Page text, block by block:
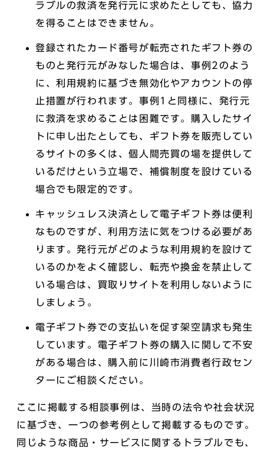
ラブルの救済を発行元に求めたとしても、協力
を得ることはできません。
登録されたカード番号が転売されたギフト券の
ものと発行元がみなした場合は、事例2のよう
に、利用規約に基づき無効化やアカウントの停
止措置が行われます。事例1と同様に、発行元
に救済を求めることは困難です。購入したサイ
トに申し出たとしても、ギフト券を販売してい
るサイトの多くは、個人間売買の場を提供して
いるだけという立場で、補償制度を設けている
場合でも限定的です。
キャッシュレス決済として電子ギフト券は便利
なものですが、利用方法に気をつける必要があ
ります。発行元がどのような利用規約を設けて
いるのかをよく確認し、転売や換金を禁止して
いる場合は、買取りサイトを利用しないように
しましょう。
電子ギフト券での支払いを促す架空請求も発生
しています。電子ギフト券の購入に関して不安
がある場合は、購入前に川崎市消費者行政セン
ターにご相談ください。
ここに掲載する相談事例は、当時の法令や社会状況
に基づき、一つの参考例として掲載するものです。
同じような商品・サービスに関するトラブルでも、